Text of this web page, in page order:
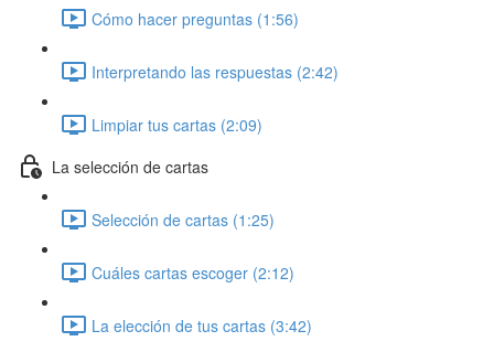
Cómo hacer preguntas (1:56)
Interpretando las respuestas (2:42)
Limpiar tus cartas (2:09)
La selección de cartas
Selección de cartas (1:25)
Cuáles cartas escoger (2:12)
La elección de tus cartas (3:42)